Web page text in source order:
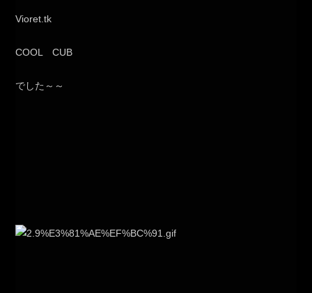
Vioret.tk
COOL CUB
でした～～